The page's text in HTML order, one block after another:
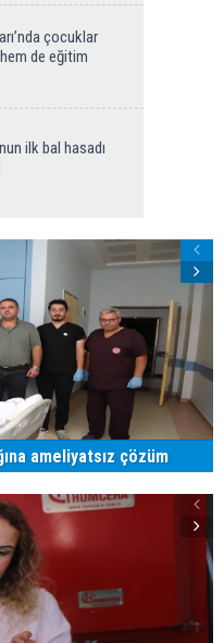
çocuklar
de eğitim
ilk bal hasadı
ameliyatsız çözüm